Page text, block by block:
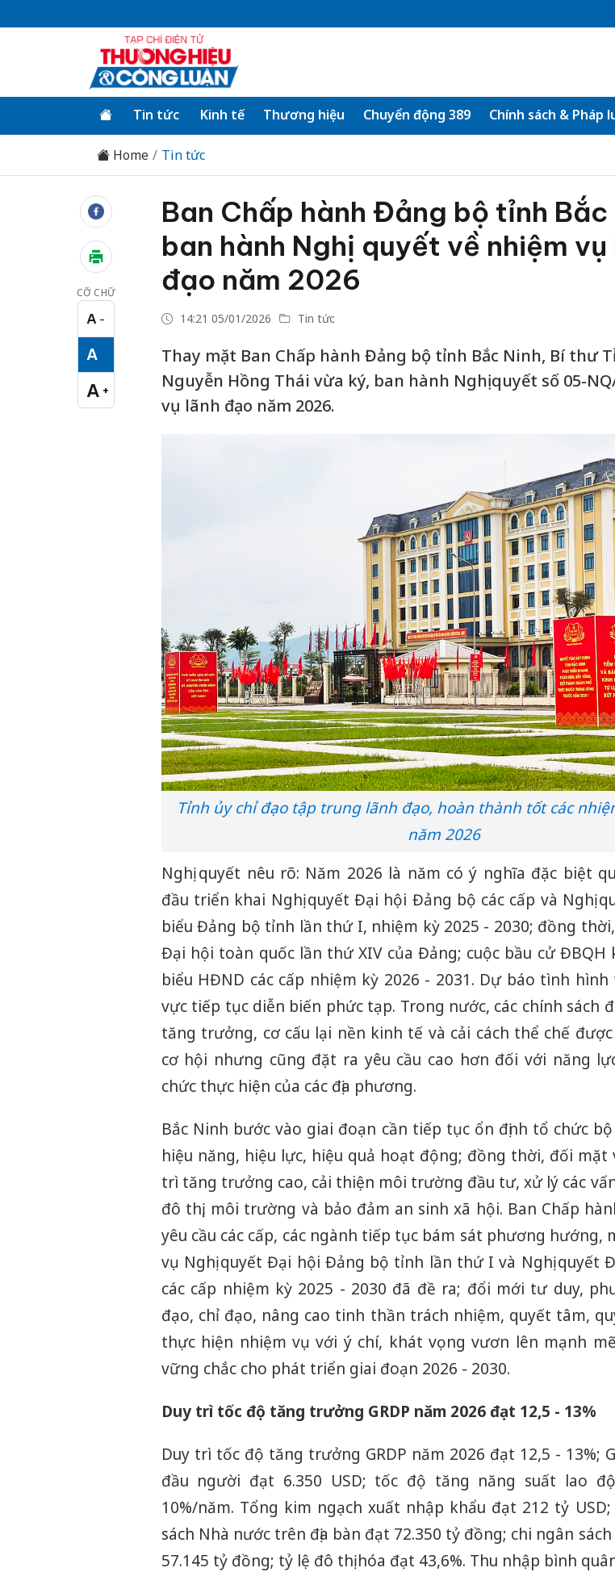
Tin tức Kinh tế Thương hiệu Chuyển động 389 Chính sách & Pháp
Home Tin tức
CỠ CHỮ
A −
Cỡ chữ nhỏ
A
Cỡ chữ vừa
A +
Cỡ chữ lớn
Ban Chấp hành Đảng bộ tỉnh Bắc
ban hành Nghị quyết về nhiệm vụ
đạo năm 2026
14:21 05/01/2026 Tin tức
Thay mặt Ban Chấp hành Đảng bộ tỉnh Bắc Ninh, Bí thư
Nguyễn Hồng Thái vừa ký, ban hành Nghị quyết số 05-
vụ lãnh đạo năm 2026.
Tỉnh ủy chỉ đạo tập trung lãnh đạo, hoàn thành tốt các
năm 2026
Nghị quyết nêu rõ: Năm 2026 là năm có ý nghĩa đặc biệt
đầu triển khai Nghị quyết Đại hội Đảng bộ các cấp và Nghị
biểu Đảng bộ tỉnh lần thứ I, nhiệm kỳ 2025 - 2030; đồng
Đại hội toàn quốc lần thứ XIV của Đảng; cuộc bầu cử ĐBQH
biểu HĐND các cấp nhiệm kỳ 2026 - 2031. Dự báo tình
vực tiếp tục diễn biến phức tạp. Trong nước, các chính sách
tăng trưởng, cơ cấu lại nền kinh tế và cải cách thể chế
cơ hội nhưng cũng đặt ra yêu cầu cao hơn đối với năng
chức thực hiện của các địa phương.
Bắc Ninh bước vào giai đoạn cần tiếp tục ổn định tổ chức
hiệu năng, hiệu lực, hiệu quả hoạt động; đồng thời, đối mặt
trì tăng trưởng cao, cải thiện môi trường đầu tư, xử lý các
đô thị, môi trường và bảo đảm an sinh xã hội. Ban Chấp
yêu cầu các cấp, các ngành tiếp tục bám sát phương hướng,
vụ Nghị quyết Đại hội Đảng bộ tỉnh lần thứ I và Nghị quyết
các cấp nhiệm kỳ 2025 - 2030 đã đề ra; đổi mới tư duy,
đạo, chỉ đạo, nâng cao tinh thần trách nhiệm, quyết tâm,
thực hiện nhiệm vụ với ý chí, khát vọng vươn lên mạnh
vững chắc cho phát triển giai đoạn 2026 - 2030.
Duy trì tốc độ tăng trưởng GRDP năm 2026 đạt 12,5 - 13%
Duy trì tốc độ tăng trưởng GRDP năm 2026 đạt 12,5 - 13%;
đầu người đạt 6.350 USD; tốc độ tăng năng suất lao
10%/năm. Tổng kim ngạch xuất nhập khẩu đạt 212 tỷ
sách Nhà nước trên địa bàn đạt 72.350 tỷ đồng; chi ngân
57.145 tỷ đồng; tỷ lệ đô thị hóa đạt 43,6%. Thu nhập bình